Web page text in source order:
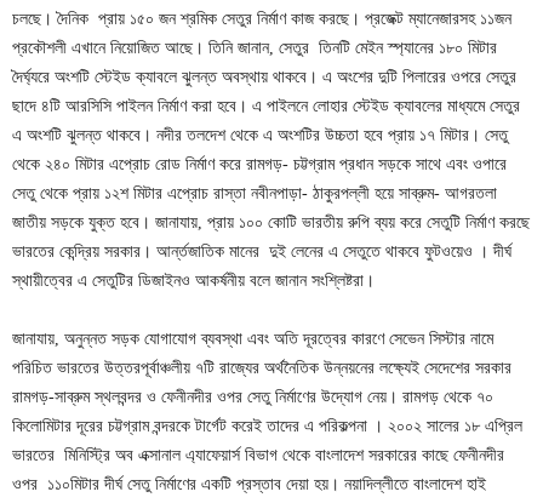
চলছে। দৈনিক প্রায় ১৫০ জন শ্রমিক সেতুর নির্মাণ কাজ করছে। প্রজেক্ট ম্যানেজারসহ ১১জন
প্রকৌশলী এখানে নিয়োজিত আছে। তিনি জানান, সেতুর তিনটি মেইন স্প্যানের ১৮০ মিটার
দৈর্ঘ্যরে অংশটি স্টেইড ক্যাবলে ঝুলন্ত অবস্থায় থাকবে। এ অংশের দুটি পিলারের ওপরে সেতুর
ছাদে ৪টি আরসিসি পাইলন নির্মাণ করা হবে। এ পাইলনে লোহার স্টেইড ক্যাবলের মাধ্যমে সেতুর
এ অংশটি ঝুলন্ত থাকবে। নদীর তলদেশ থেকে এ অংশটির উচ্চতা হবে প্রায় ১৭ মিটার। সেতু
থেকে ২৪০ মিটার এপ্রোচ রোড নির্মাণ করে রামগড়- চট্টগ্রাম প্রধান সড়কে সাথে এবং ওপারে
সেতু থেকে প্রায় ১২শ মিটার এপ্রোচ রাস্তা নবীনপাড়া- ঠাকুরপল্লী হয়ে সাব্রুম- আগরতলা
জাতীয় সড়কে যুক্ত হবে। জানাযায়, প্রায় ১০০ কোটি ভারতীয় রুপি ব্যয় করে সেতুটি নির্মাণ করছে
ভারতের কেন্দ্রিয় সরকার। আর্ন্তজাতিক মানের দুই লেনের এ সেতুতে থাকবে ফুটওয়েও । দীর্ঘ
স্থায়ীত্বের এ সেতুটির ডিজাইনও আকর্ষনীয় বলে জানান সংশ্লিষ্টরা।
জানাযায়, অনুন্নত সড়ক যোগাযোগ ব্যবস্থা এবং অতি দূরত্বের কারণে সেভেন সিস্টার নামে
পরিচিত ভারতের উত্তরপূর্বাঞ্চলীয় ৭টি রাজ্যের অর্থনৈতিক উন্নয়নের লক্ষ্যেই সেদেশের সরকার
রামগড়-সাব্রুম স্থলবন্দর ও ফেনীনদীর ওপর সেতু নির্মাণের উদ্যোগ নেয়। রামগড় থেকে ৭০
কিলোমিটার দূরের চট্টগ্রাম বন্দরকে টার্গেট করেই তাদের এ পরিকল্পনা । ২০০২ সালের ১৮ এপ্রিল
ভারতের মিনিস্ট্রি অব এক্সানাল এ্যাফেয়ার্স বিভাগ থেকে বাংলাদেশ সরকারের কাছে ফেনীনদীর
ওপর ১১০মিটার দীর্ঘ সেতু নির্মাণের একটি প্রস্তাব দেয়া হয়। নয়াদিল্লীতে বাংলাদেশ হাই